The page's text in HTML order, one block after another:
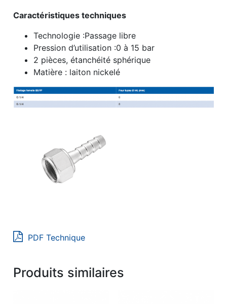
Caractéristiques techniques
Technologie :Passage libre
Pression d’utilisation :0 à 15 bar
2 pièces, étanchéité sphérique
Matière : laiton nickelé
PDF Technique
Produits similaires